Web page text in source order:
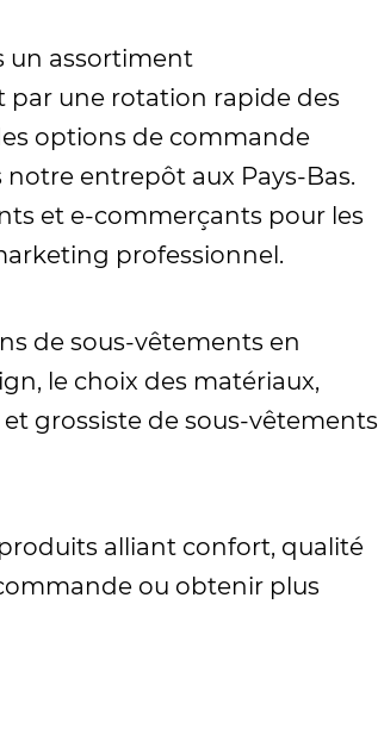
un assortiment
une rotation rapide des
options de commande
entrepôt aux Pays-Bas.
et e-commerçants pour les
professionnel.
de sous-vêtements en
le choix des matériaux,
grossiste de sous-vêtements
alliant confort, qualité
ou obtenir plus